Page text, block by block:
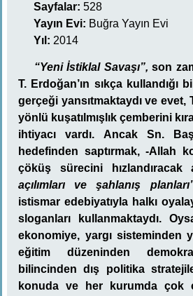
Sayfalar: 528
Yayın Evi: Buğra Yayın Evi
Yıl: 2014
“Yeni İstiklal Savaşı”, son
T. Erdoğan’ın sıkça kullandığı
gerçeği yansıtmaktaydı ve
yönlü kuşatılmışlık çemberini
ihtiyacı vardı. Ancak Sn.
hedefinden saptırmak, -Allah
çöküş sürecini hızlandıracak
açılımları ve şahlanış
istismar edebiyatıyla halkı
sloganları kullanmaktaydı.
ekonomiye, yargı sisteminden
eğitim düzeninden
bilincinden dış politika
konuda ve her kurumda çok